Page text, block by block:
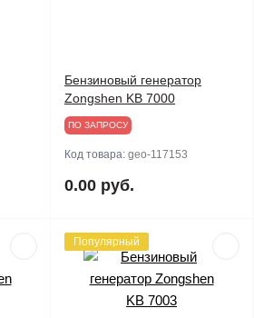
Бензиновый генератор
Zongshen KB 7000
ПО ЗАПРОСУ
Код товара: geo-117153
0.00 руб.
Популярный